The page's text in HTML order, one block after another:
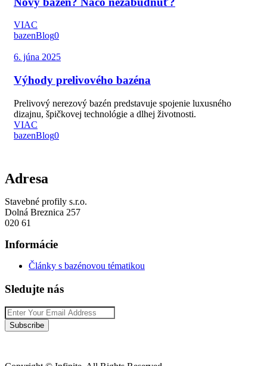
VIAC
bazenBlog0
6. júna 2025
Výhody prelivového bazéna
Prelivový nerezový bazén predstavuje spojenie luxusného
dizajnu, špičkovej technológie a dlhej životnosti.
VIAC
bazenBlog0
Adresa
Stavebné profily s.r.o.
Dolná Breznica 257
020 61
Informácie
Články s bazénovou tématikou
Sledujte nás